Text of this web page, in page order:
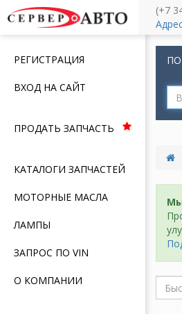
Меню
РЕГИСТРАЦИЯ
ВХОД НА САЙТ
ПРОДАТЬ ЗАПЧАСТЬ
КАТАЛОГИ ЗАПЧАСТЕЙ
МОТОРНЫЕ МАСЛА
ЛАМПЫ
ЗАПРОС ПО VIN
О КОМПАНИИ
(+7